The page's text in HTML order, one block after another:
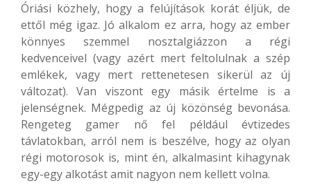
Óriási közhely, hogy a felújítások korát éljük, de
ettől még igaz. Jó alkalom ez arra, hogy az ember
könnyes szemmel nosztalgiázzon a régi
kedvenceivel (vagy azért mert feltolulnak a szép
emlékek, vagy mert rettenetesen sikerül az új
változat). Van viszont egy másik értelme is a
jelenségnek. Mégpedig az új közönség bevonása.
Rengeteg gamer nő fel például évtizedes
távlatokban, arról nem is beszélve, hogy az olyan
régi motorosok is, mint én, alkalmasint kihagynak
egy-egy alkotást amit nagyon nem kellett volna.